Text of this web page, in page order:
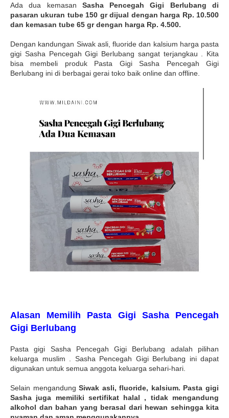
Ada dua kemasan Sasha Pencegah Gigi Berlubang di
pasaran ukuran tube 150 gr dijual dengan harga Rp. 10.500
dan kemasan tube 65 gr dengan harga Rp. 4.500.
Dengan kandungan Siwak asli, fluoride dan kalsium harga pasta
gigi Sasha Pencegah Gigi Berlubang sangat terjangkau . Kita
bisa membeli produk Pasta Gigi Sasha Pencegah Gigi
Berlubang ini di berbagai gerai toko baik online dan offline.
Alasan Memilih Pasta Gigi Sasha Pencegah
Gigi Berlubang
Pasta gigi Sasha Pencegah Gigi Berlubang adalah pilihan
keluarga muslim . Sasha Pencegah Gigi Berlubang ini dapat
digunakan untuk semua anggota keluarga sehari-hari.
Selain mengandungSiwak asli, fluoride, kalsium. Pasta gigi
Sasha juga memiliki sertifikat halal , tidak mengandung
alkohol dan bahan yang berasal dari hewan sehingga kita